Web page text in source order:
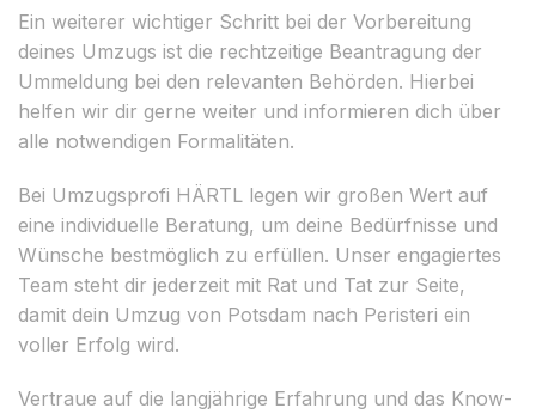
Ein weiterer wichtiger Schritt bei der Vorbereitung
deines Umzugs ist die rechtzeitige Beantragung der
Ummeldung bei den relevanten Behörden. Hierbei
helfen wir dir gerne weiter und informieren dich über
alle notwendigen Formalitäten.
Bei Umzugsprofi HÄRTL legen wir großen Wert auf
eine individuelle Beratung, um deine Bedürfnisse und
Wünsche bestmöglich zu erfüllen. Unser engagiertes
Team steht dir jederzeit mit Rat und Tat zur Seite,
damit dein Umzug von Potsdam nach Peristeri ein
voller Erfolg wird.
Vertraue auf die langjährige Erfahrung und das Know-